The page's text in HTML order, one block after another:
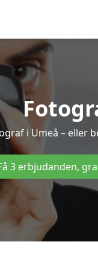
i Umeå – eller
3 erbjudanden,